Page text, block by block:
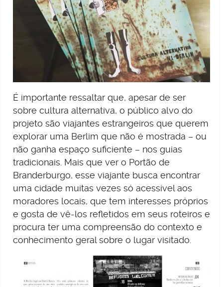
É importante ressaltar que, apesar de ser
sobre cultura alternativa, o público alvo do
projeto são viajantes estrangeiros que querem
explorar uma Berlim que não é mostrada – ou
não ganha espaço suficiente – nos guias
tradicionais. Mais que ver o Portão de
Branderburgo, esse viajante busca encontrar
uma cidade muitas vezes só acessível aos
moradores locais, que tem interesses próprios
e gosta de vê-los refletidos em seus roteiros e
procura ter uma compreensão do contexto e
conhecimento geral sobre o lugar visitado.